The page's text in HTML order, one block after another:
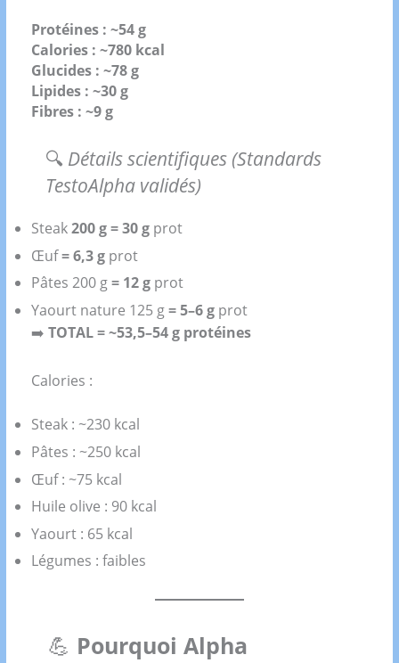
Protéines : ~54 g
Calories : ~780 kcal
Glucides : ~78 g
Lipides : ~30 g
Fibres : ~9 g
🔍 Détails scientifiques (Standards
TestoAlpha validés)
Steak200 g = 30 g prot
Œuf= 6,3 g prot
Pâtes 200 g= 12 g prot
Yaourt nature 125 g= 5–6 g prot
➡️TOTAL = ~53,5–54 g protéines
Calories :
Steak : ~230 kcal
Pâtes : ~250 kcal
Œuf : ~75 kcal
Huile olive : 90 kcal
Yaourt : 65 kcal
Légumes : faibles
💪 Pourquoi Alpha